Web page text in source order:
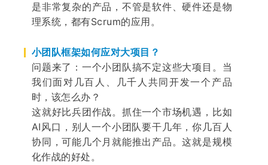
是非常复杂的产品，不管是软件、硬件还是物
理系统，都有Scrum的应用。
小团队框架如何应对大项目？
问题来了：一个小团队搞不定这些大项目。当
我们面对几百人、几千人共同开发一个产品
时，该怎么办？
这就好比兵团作战。抓住一个市场机遇，比如
AI风口，别人一个小团队要干几年，你几百人
协同，可能几个月就能推出产品。这就是规模
化作战的好处。